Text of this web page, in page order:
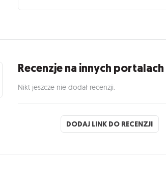
Recenzje na innych portalach
Nikt jeszcze nie dodał recenzji.
DODAJ LINK DO RECENZJI